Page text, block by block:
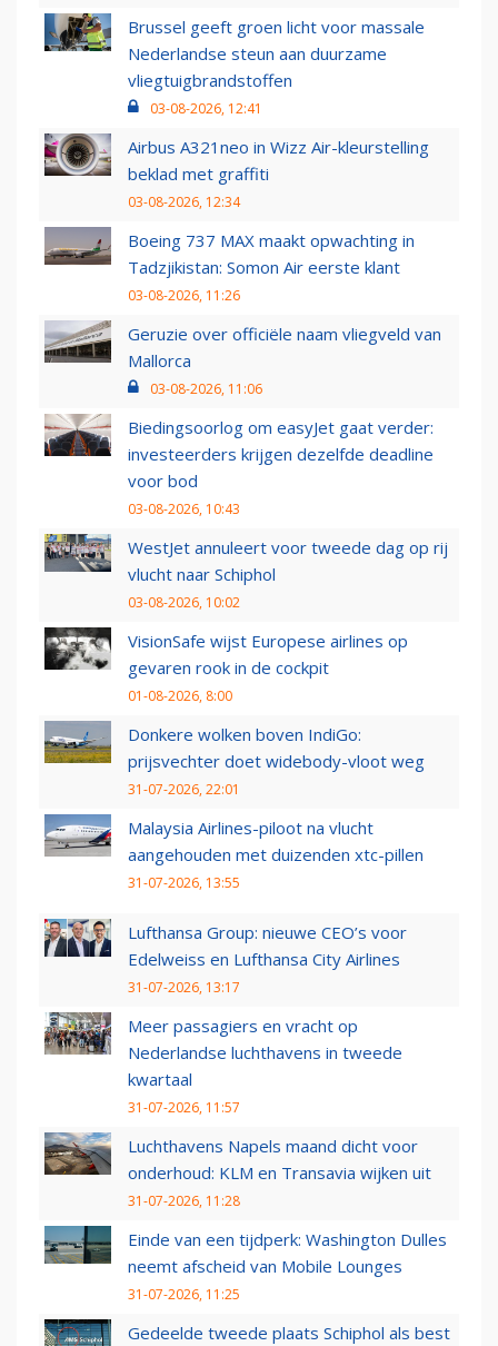
Brussel geeft groen licht voor massale
Nederlandse steun aan duurzame
vliegtuigbrandstoffen
03-08-2026, 12:41
Airbus A321neo in Wizz Air-kleurstelling
beklad met graffiti
03-08-2026, 12:34
Boeing 737 MAX maakt opwachting in
Tadzjikistan: Somon Air eerste klant
03-08-2026, 11:26
Geruzie over officiële naam vliegveld van
Mallorca
03-08-2026, 11:06
Biedingsoorlog om easyJet gaat verder:
investeerders krijgen dezelfde deadline
voor bod
03-08-2026, 10:43
WestJet annuleert voor tweede dag op rij
vlucht naar Schiphol
03-08-2026, 10:02
VisionSafe wijst Europese airlines op
gevaren rook in de cockpit
01-08-2026, 8:00
Donkere wolken boven IndiGo:
prijsvechter doet widebody-vloot weg
31-07-2026, 22:01
Malaysia Airlines-piloot na vlucht
aangehouden met duizenden xtc-pillen
31-07-2026, 13:55
Lufthansa Group: nieuwe CEO’s voor
Edelweiss en Lufthansa City Airlines
31-07-2026, 13:17
Meer passagiers en vracht op
Nederlandse luchthavens in tweede
kwartaal
31-07-2026, 11:57
Luchthavens Napels maand dicht voor
onderhoud: KLM en Transavia wijken uit
31-07-2026, 11:28
Einde van een tijdperk: Washington Dulles
neemt afscheid van Mobile Lounges
31-07-2026, 11:25
Gedeelde tweede plaats Schiphol als best